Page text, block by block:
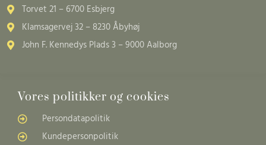
Torvet 21 – 6700 Esbjerg
Klamsagervej 32 – 8230 Åbyhøj
John F. Kennedys Plads 3 – 9000 Aalborg
Vores politikker og cookies
Persondatapolitik
Kundepersonpolitik